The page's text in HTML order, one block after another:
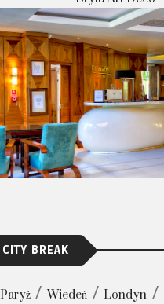
CITY BREAK
Paryż Wiedeń Londyn